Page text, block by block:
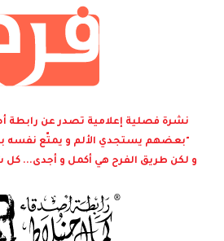
نشرة فصلية إعلامية تصدر عن رابطة
"بعضهم يستجدي الألم و يمتّع نفسه
و لكن طريق الفرح هي أكمل و أجدى...